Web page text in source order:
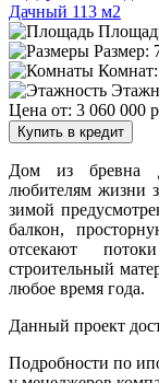
Размер:
Цена от: 3 060 000
Купить в кредит
Дом из бревна
любителям жизни
зимой
балкон,
отсекают
строительный
любое время года.
Данный проект
Подробности по